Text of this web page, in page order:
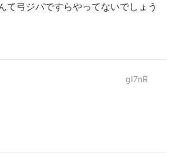
て弓ジパですらやってないでしょう
gI7nR